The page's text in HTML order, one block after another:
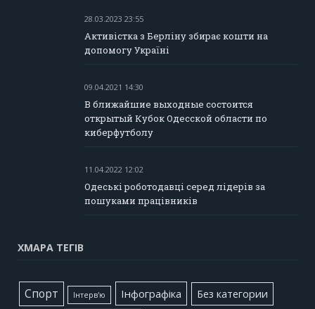
28.03.2023 23:55
Активістка з Берліну збирає кошти на
допомогу Україні
09.04.2021 14:30
В ближайшие выходные состоится
открытый Кубок Одесской области по
киберфутболу
11.04.2022 12:02
Одеські роботодавці серед лідерів за
пошуками працівників
ХМАРА ТЕГІВ
Cпорт Інтерв'ю Інфографіка Без категории